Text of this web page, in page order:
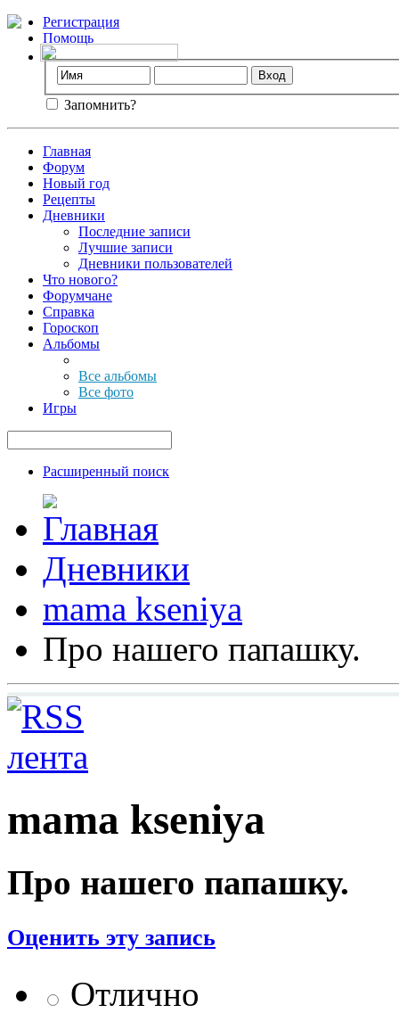
Регистрация
Помощь
Запомнить?
Главная
Форум
Новый год
Рецепты
Дневники
Последние записи
Лучшие записи
Дневники пользователей
Что нового?
Форумчане
Справка
Гороскоп
Альбомы
Все альбомы
Все фото
Игры
Расширенный поиск
Дневники
mama kseniya
Про нашего папашку.
mama kseniya
Про нашего папашку.
Оценить эту запись
Отлично